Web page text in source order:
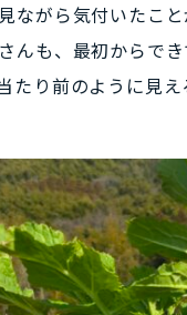
ながら気付いたこと
んも、最初からで
たり前のように見